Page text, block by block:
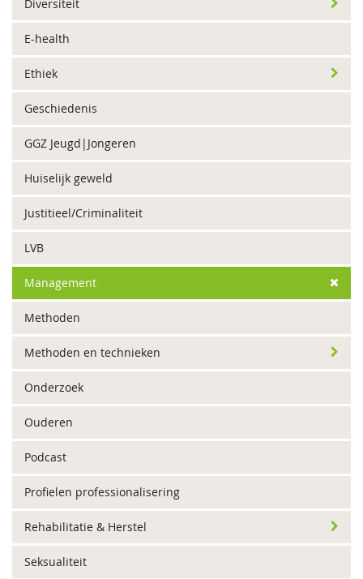
Diversiteit
E-health
Ethiek
Geschiedenis
GGZ Jeugd|Jongeren
Huiselijk geweld
Justitieel/Criminaliteit
LVB
Management
Methoden
Methoden en technieken
Onderzoek
Ouderen
Podcast
Profielen professionalisering
Rehabilitatie & Herstel
Seksualiteit